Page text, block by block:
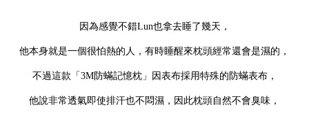
因為感覺不錯Lun也拿去睡了幾天，
他本身就是一個很怕熱的人，有時睡醒來枕頭經常還會是濕的，
不過這款「 3M防蟎記憶枕」因表布採用特殊的防蟎表布，
他說非常透氣即使排汗也不悶濕，因此枕頭自然不會臭味，